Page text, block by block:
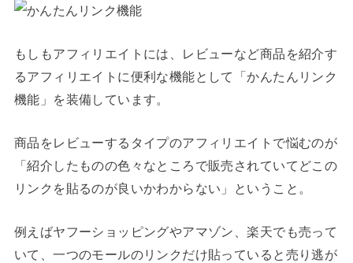
もしもアフィリエイトには、レビューなど商品を紹介す
るアフィリエイトに便利な機能として「かんたんリンク
機能」を装備しています。
商品をレビューするタイプのアフィリエイトで悩むのが
「紹介したものの色々なところで販売されていてどこの
リンクを貼るのが良いかわからない」ということ。
例えばヤフーショッピングやアマゾン、楽天でも売って
いて、一つのモールのリンクだけ貼っていると売り逃が